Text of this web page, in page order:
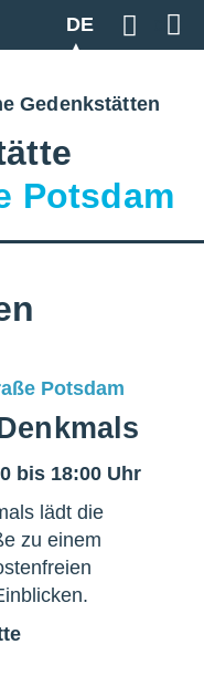
DE
Geben
Gesamtübersicht
Gedenkstätten
Potsdam
Potsdam
bis 18:00 Uhr
lädt die
zu einem